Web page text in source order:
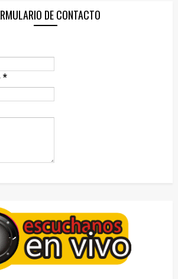
DE CONTACTO
*